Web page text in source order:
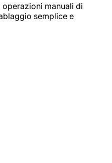
manuali di
semplice e